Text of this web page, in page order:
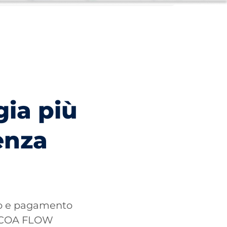
più
e pagamento
FLOW